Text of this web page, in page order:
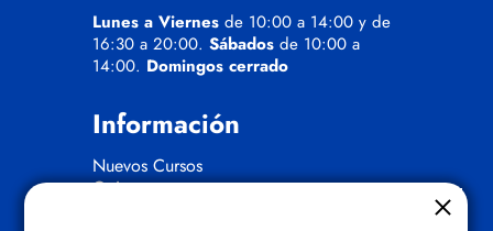
Lunes a Viernes de 10:00 a 14:00 y de
16:30 a 20:00. Sábados de 10:00 a
14:00. Domingos cerrado
Información
Nuevos Cursos
Quienes somos